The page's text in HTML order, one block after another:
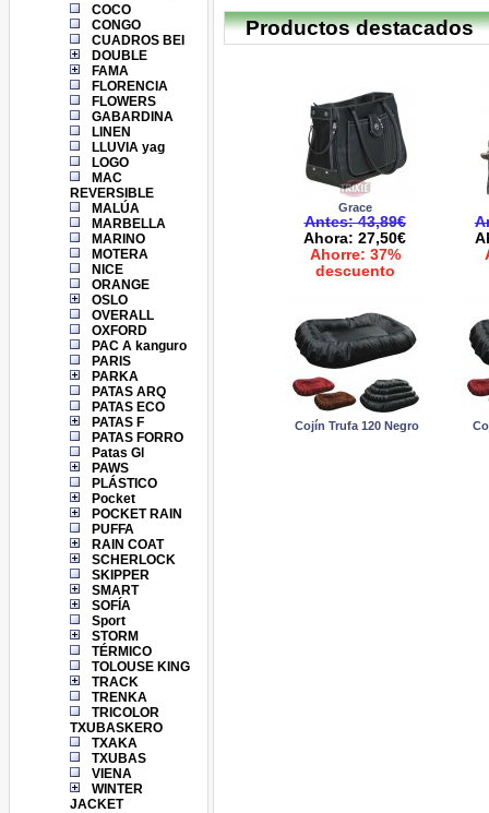
COCO
CONGO
CUADROS BEI
DOUBLE
FAMA
FLORENCIA
FLOWERS
GABARDINA
LINEN
LLUVIA yag
LOGO
MAC
REVERSIBLE
MALÚA
MARBELLA
MARINO
MOTERA
NICE
ORANGE
OSLO
OVERALL
OXFORD
PAC A kanguro
PARIS
PARKA
PATAS ARQ
PATAS ECO
PATAS F
PATAS FORRO
Patas Gl
PAWS
PLÁSTICO
Pocket
POCKET RAIN
PUFFA
RAIN COAT
SCHERLOCK
SKIPPER
SMART
SOFÍA
Sport
STORM
TÉRMICO
TOLOUSE KING
TRACK
TRENKA
TRICOLOR
TXUBASKERO
TXAKA
TXUBAS
VIENA
WINTER
JACKET
Productos destacados
Grace
Antes: 43,89€
Ahora: 27,50€
Ahorre: 37%
descuento
Cojín Trufa 120 Negro